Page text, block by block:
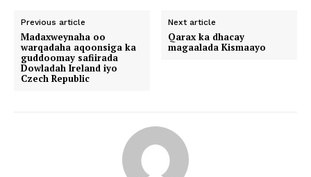
Previous article
Madaxweynaha oo
warqadaha aqoonsiga ka
guddoomay safiirada
Dowladah Ireland iyo
Czech Republic
Next article
Qarax ka dhacay
magaalada Kismaayo